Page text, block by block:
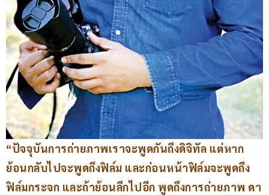
“ปัจจุบันการถ่ายภาพเราจะพูดกันถึงดิจิทัล แต่หาก
ย้อนกลับไปจะพูดถึงฟิล์ม และก่อนหน้าฟิล์มจะพูดถึง
ฟิล์มกระจก และถ้าย้อนลึกไปอีก พูดถึงการถ่ายภาพ ดา